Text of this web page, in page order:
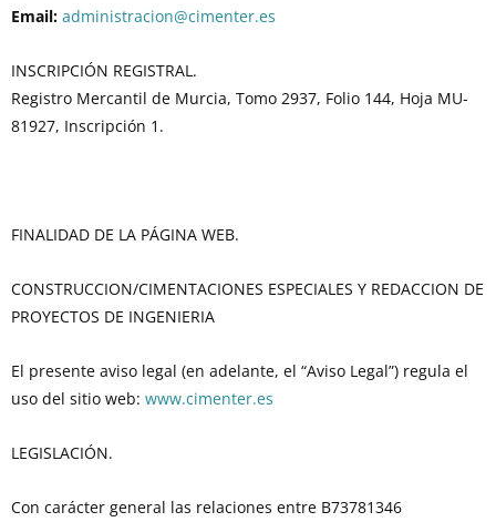
Email: administracion@cimenter.es
INSCRIPCIÓN REGISTRAL.
Registro Mercantil de Murcia, Tomo 2937, Folio 144, Hoja MU-
81927, Inscripción 1.
FINALIDAD DE LA PÁGINA WEB.
CONSTRUCCION/CIMENTACIONES ESPECIALES Y REDACCION DE
PROYECTOS DE INGENIERIA
El presente aviso legal (en adelante, el “Aviso Legal”) regula el
uso del sitio web: www.cimenter.es
LEGISLACIÓN.
Con carácter general las relaciones entre B73781346